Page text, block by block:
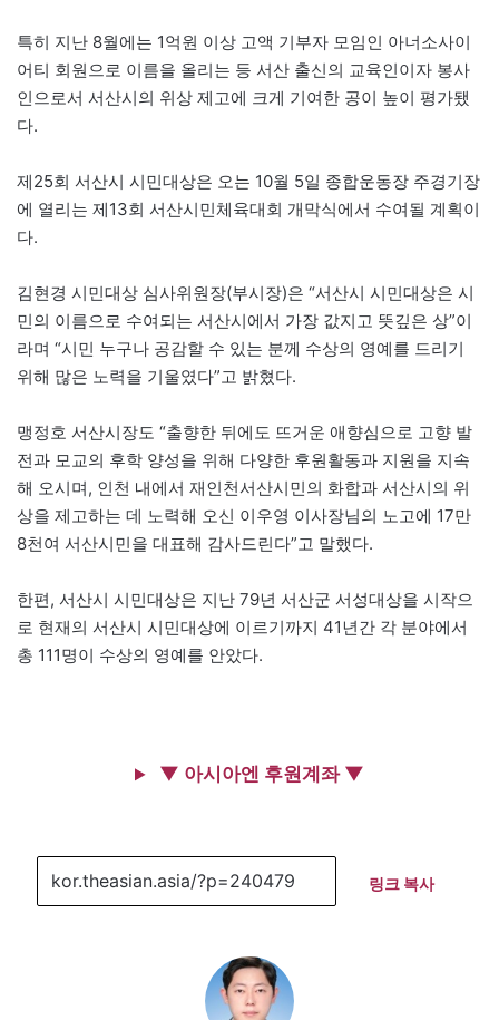
특히 지난 8월에는 1억원 이상 고액 기부자 모임인 아너소사이
어티 회원으로 이름을 올리는 등 서산 출신의 교육인이자 봉사
인으로서 서산시의 위상 제고에 크게 기여한 공이 높이 평가됐
다.
제25회 서산시 시민대상은 오는 10월 5일 종합운동장 주경기장
에 열리는 제13회 서산시민체육대회 개막식에서 수여될 계획이
다.
김현경 시민대상 심사위원장(부시장)은 “서산시 시민대상은 시
민의 이름으로 수여되는 서산시에서 가장 값지고 뜻깊은 상”이
라며 “시민 누구나 공감할 수 있는 분께 수상의 영예를 드리기
위해 많은 노력을 기울였다”고 밝혔다.
맹정호 서산시장도 “출향한 뒤에도 뜨거운 애향심으로 고향 발
전과 모교의 후학 양성을 위해 다양한 후원활동과 지원을 지속
해 오시며, 인천 내에서 재인천서산시민의 화합과 서산시의 위
상을 제고하는 데 노력해 오신 이우영 이사장님의 노고에 17만
8천여 서산시민을 대표해 감사드린다”고 말했다.
한편, 서산시 시민대상은 지난 79년 서산군 서성대상을 시작으
로 현재의 서산시 시민대상에 이르기까지 41년간 각 분야에서
총 111명이 수상의 영예를 안았다.
▼ 아시아엔 후원계좌 ▼
링크 복사